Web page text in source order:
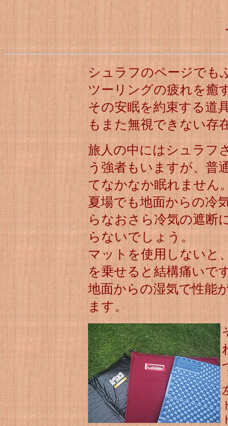
シュラフのページでも
ツーリングの疲れを癒
その安眠を約束する道
もまた無視できない存
旅人の中にはシュラフ
う強者もいますが、普
てなかなか眠れません
夏場でも地面からの冷
らなおさら冷気の遮断
らないでしょう。
マットを使用しないと
を乗せると結構痛いで
地面からの湿気で性能
ます。